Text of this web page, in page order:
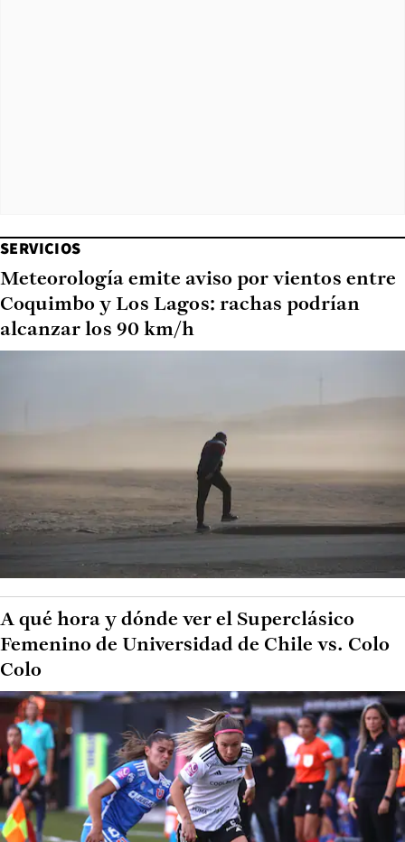
SERVICIOS
Meteorología emite aviso por vientos entre
Coquimbo y Los Lagos: rachas podrían
alcanzar los 90 km/h
A qué hora y dónde ver el Superclásico
Femenino de Universidad de Chile vs. Colo
Colo